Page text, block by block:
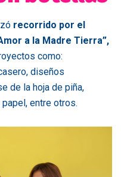
recorrido por el
a la Madre Tierra”,
como:
diseños
de la hoja de piña,
entre otros.